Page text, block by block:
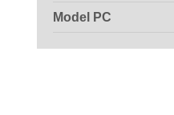
Model PC